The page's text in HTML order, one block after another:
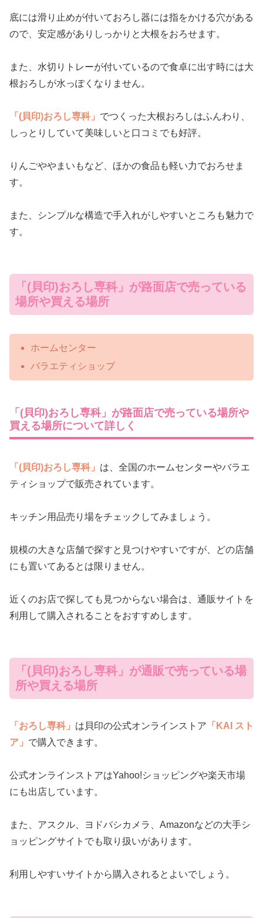
底には滑り止めが付いておろし器には指をかける穴がある
ので、安定感がありしっかりと大根をおろせます。
また、水切りトレーが付いているので食卓に出す時には大
根おろしが水っぽくなりません。
「(貝印)おろし専科」 でつくった大根おろしはふんわり、
しっとりしていて美味しいと口コミでも好評。
りんごややまいもなど、ほかの食品も軽い力でおろせま
す。
また、シンプルな構造で手入れがしやすいところも魅力で
す。
「(貝印)おろし専科」が路面店で売っている
場所や買える場所
ホームセンター
バラエティショップ
「(貝印)おろし専科」が路面店で売っている場所や
買える場所について詳しく
「(貝印)おろし専科」 は、全国のホームセンターやバラエ
ティショップで販売されています。
キッチン用品売り場をチェックしてみましょう。
規模の大きな店舗で探すと見つけやすいですが、どの店舗
にも置いてあるとは限りません。
近くのお店で探しても見つからない場合は、通販サイトを
利用して購入されることをおすすめします。
「(貝印)おろし専科」が通販で売っている場
所や買える場所
「おろし専科」 は貝印の公式オンラインストア 「KAI スト
ア」 で購入できます。
公式オンラインストアはYahoo!ショッピングや楽天市場
にも出店しています。
また、アスクル、ヨドバシカメラ、Amazonなどの大手シ
ョッピングサイトでも取り扱いがあります。
利用しやすいサイトから購入されるとよいでしょう。